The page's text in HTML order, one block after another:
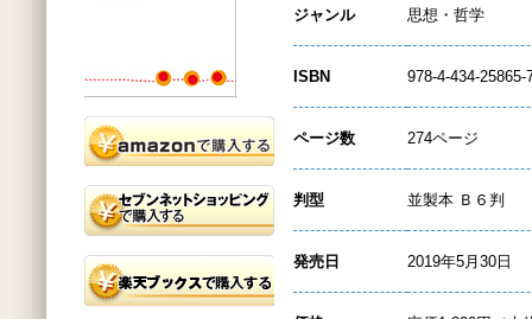
ジャンル 思想・哲学
ISBN 978-4-434-25865-
ページ数 274ページ
判型 並製本 Ｂ６判
発売日 2019年5月30日